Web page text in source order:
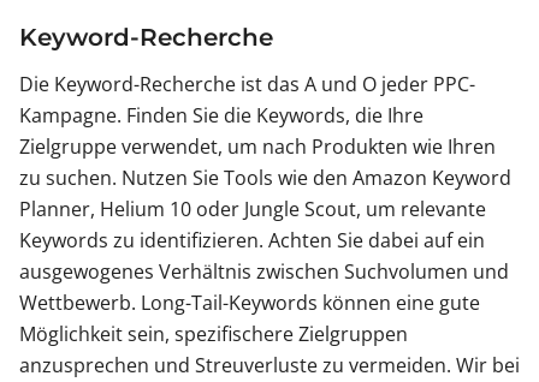
Keyword-Recherche
Die Keyword-Recherche ist das A und O jeder PPC-
Kampagne. Finden Sie die Keywords, die Ihre
Zielgruppe verwendet, um nach Produkten wie Ihren
zu suchen. Nutzen Sie Tools wie den Amazon Keyword
Planner, Helium 10 oder Jungle Scout, um relevante
Keywords zu identifizieren. Achten Sie dabei auf ein
ausgewogenes Verhältnis zwischen Suchvolumen und
Wettbewerb. Long-Tail-Keywords können eine gute
Möglichkeit sein, spezifischere Zielgruppen
anzusprechen und Streuverluste zu vermeiden. Wir bei